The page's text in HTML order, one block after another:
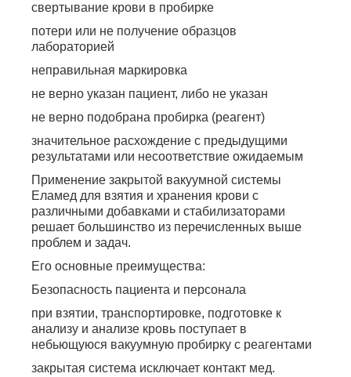
свертывание крови в пробирке
потери или не получение образцов
лабораторией
неправильная маркировка
не верно указан пациент, либо не указан
не верно подобрана пробирка (реагент)
значительное расхождение с предыдущими
результатами или несоответствие ожидаемым
Применение закрытой вакуумной системы
Еламед для взятия и хранения крови с
различными добавками и стабилизаторами
решает большинство из перечисленных выше
проблем и задач.
Его основные преимущества:
Безопасность пациента и персонала
при взятии, транспортировке, подготовке к
анализу и анализе кровь поступает в
небьющуюся вакуумную пробирку с реагентами
закрытая система исключает контакт мед.